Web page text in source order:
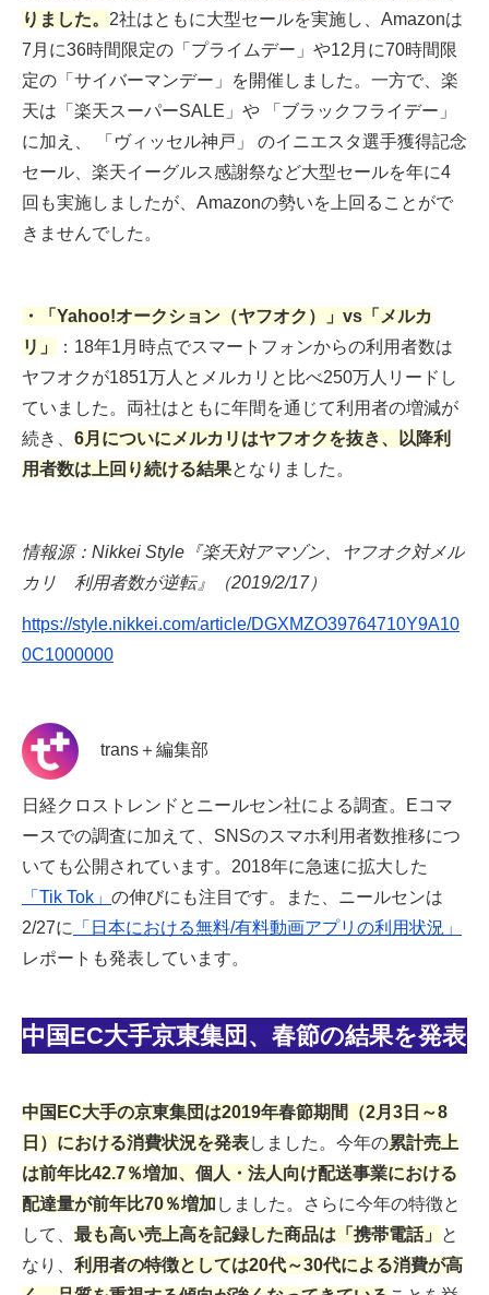
りました。 2社はともに大型セールを実施し、Amazonは
7月に36時間限定の「プライムデー」や12月に70時間限
定の「サイバーマンデー」を開催しました。一方で、楽
天は「楽天スーパーSALE」や 「ブラックフライデー」
に加え、 「ヴィッセル神戸」 のイニエスタ選手獲得記念
セール、楽天イーグルス感謝祭など大型セールを年に4
回も実施しましたが、Amazonの勢いを上回ることがで
きませんでした。
・「Yahoo!オークション（ヤフオク）」vs「メルカ
リ」
：18年1月時点でスマートフォンからの利用者数は
ヤフオクが1851万人とメルカリと比べ250万人リードし
ていました。両社はともに年間を通じて利用者の増減が
続き、 6月についにメルカリはヤフオクを抜き、以降利
用者数は上回り続ける結果となりました。
情報源：Nikkei Style『楽天対アマゾン、ヤフオク対メル
カリ 利用者数が逆転』（2019/2/17）
https://style.nikkei.com/article/DGXMZO39764710Y9A10
0C1000000
trans＋編集部
日経クロストレンドとニールセン社による調査。Eコマ
ースでの調査に加えて、SNSのスマホ利用者数推移につ
いても公開されています。2018年に急速に拡大した
「Tik Tok」 の伸びにも注目です。また、ニールセンは
2/27に
「日本における無料/有料動画アプリの利用状況」
レポートも発表しています。
中国EC大手京東集団、春節の結果を発表
中国EC大手の京東集団は2019年春節期間（2月3日～8
日）における消費状況を発表しました。今年の累計売上
は前年比42.7％増加、個人・法人向け配送事業における
配達量が前年比70％増加 しました。さらに今年の特徴と
して、 最も高い売上高を記録した商品は「携帯電話」
と
なり、 利用者の特徴としては20代～30代による消費が高